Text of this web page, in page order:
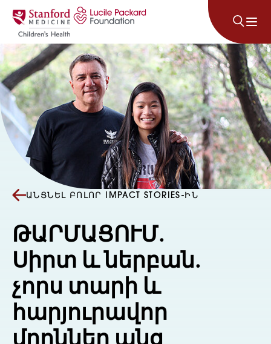
Անցնել բովանդակությանը
ԱՆՑՆԵԼ ԲՈԼՈՐ IMPACT STORIES-ԻՆ
ԹԱՐՄԱՑՈՒՄ.
Սիրտ և ներբան.
չորս տարի և
հարյուրավոր